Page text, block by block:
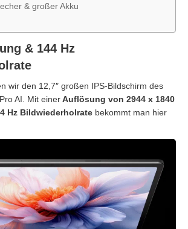
& großer Akku
& 144 Hz
wir den 12,7″ großen IPS-Bildschirm des
AI. Mit einerAuflösung von 2944 x 1840
Hz Bildwiederholrate bekommt man hier